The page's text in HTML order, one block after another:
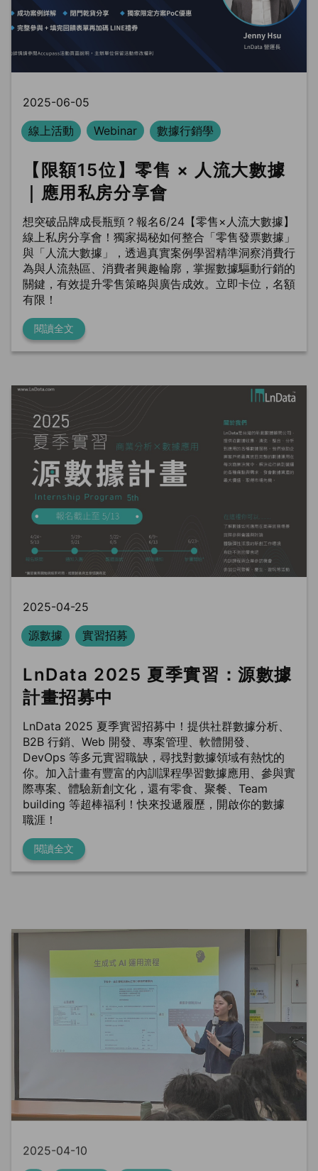
2025-06-05
線上活動
Webinar 數據行銷學
【限額15位】零售 × 人流大數據
｜應用私房分享會
想突破品牌成長瓶頸？報名6/24【零售×人流大數據】
線上私房分享會！獨家揭秘如何整合「零售發票數據」
與「人流大數據」，透過真實案例學習精準洞察消費行
為與人流熱區、消費者興趣輪廓，掌握數據驅動行銷的
關鍵，有效提升零售策略與廣告成效。立即卡位，名額
有限！
閱讀全文
2025-04-25
源數據
實習招募
LnData 2025 夏季實習：源數據
計畫招募中
LnData 2025 夏季實習招募中！提供社群數據分析、
B2B 行銷、Web 開發、專案管理、軟體開發、
DevOps 等多元實習職缺，尋找對數據領域有熱忱的
你。加入計畫有豐富的內訓課程學習數據應用、參與實
際專案、體驗新創文化，還有零食、聚餐、Team
building 等超棒福利！快來投遞履歷，開啟你的數據
職涯！
閱讀全文
AI
演講分享